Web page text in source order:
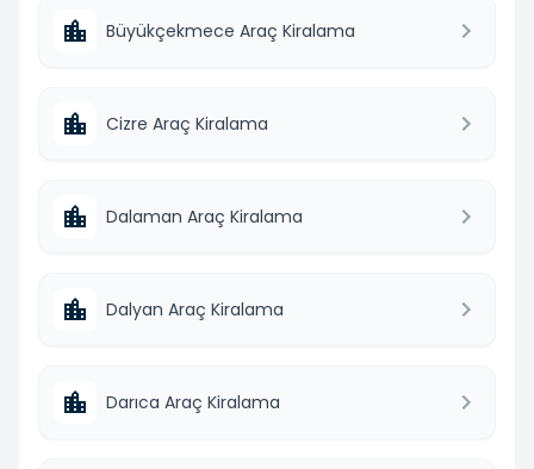
Büyükçekmece Araç Kiralama
Cizre Araç Kiralama
Dalaman Araç Kiralama
Dalyan Araç Kiralama
Darıca Araç Kiralama